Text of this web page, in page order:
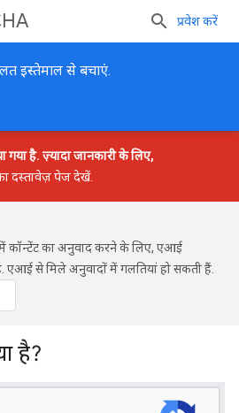
प्रवेश करें
इस्तेमाल से बचाएं.
है. ज़्यादा जानकारी के लिए,
दस्तावेज़ पेज देखें.
कॉन्टेंट का अनुवाद करने के लिए, एआई
एआई से मिले अनुवादों में गलतियां हो सकती हैं.
है?